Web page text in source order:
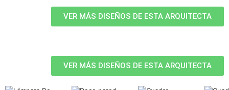
VER MÁS DISEÑOS DE ESTA ARQUITECTA
VER MÁS DISEÑOS DE ESTA ARQUITECTA